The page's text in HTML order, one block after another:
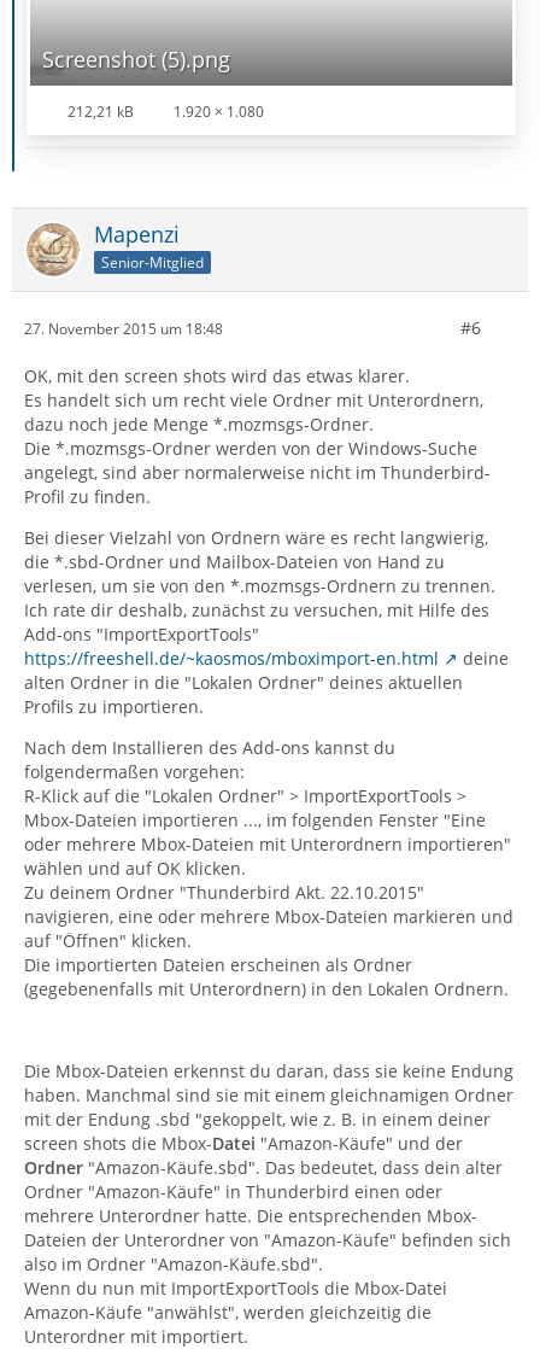
Screenshot (5).png
212,21 kB 1.920 × 1.080
Mapenzi
Senior-Mitglied
27. November 2015 um 18:48 #6
OK, mit den screen shots wird das etwas klarer.
Es handelt sich um recht viele Ordner mit Unterordnern,
dazu noch jede Menge *.mozmsgs-Ordner.
Die *.mozmsgs-Ordner werden von der Windows-Suche
angelegt, sind aber normalerweise nicht im Thunderbird-
Profil zu finden.
Bei dieser Vielzahl von Ordnern wäre es recht langwierig,
die *.sbd-Ordner und Mailbox-Dateien von Hand zu
verlesen, um sie von den *.mozmsgs-Ordnern zu trennen.
Ich rate dir deshalb, zunächst zu versuchen, mit Hilfe des
Add-ons "ImportExportTools"
https://freeshell.de/~kaosmos/mboximport-en.html
deine
alten Ordner in die "Lokalen Ordner" deines aktuellen
Profils zu importieren.
Nach dem Installieren des Add-ons kannst du
folgendermaßen vorgehen:
R-Klick auf die "Lokalen Ordner" > ImportExportTools >
Mbox-Dateien importieren ..., im folgenden Fenster "Eine
oder mehrere Mbox-Dateien mit Unterordnern importieren"
wählen und auf OK klicken.
Zu deinem Ordner "Thunderbird Akt. 22.10.2015"
navigieren, eine oder mehrere Mbox-Dateien markieren und
auf "Öffnen" klicken.
Die importierten Dateien erscheinen als Ordner
(gegebenenfalls mit Unterordnern) in den Lokalen Ordnern.
Die Mbox-Dateien erkennst du daran, dass sie keine Endung
haben. Manchmal sind sie mit einem gleichnamigen Ordner
mit der Endung .sbd "gekoppelt, wie z. B. in einem deiner
screen shots die Mbox-Datei "Amazon-Käufe" und der
Ordner "Amazon-Käufe.sbd". Das bedeutet, dass dein alter
Ordner "Amazon-Käufe" in Thunderbird einen oder
mehrere Unterordner hatte. Die entsprechenden Mbox-
Dateien der Unterordner von "Amazon-Käufe" befinden sich
also im Ordner "Amazon-Käufe.sbd".
Wenn du nun mit ImportExportTools die Mbox-Datei
Amazon-Käufe "anwählst", werden gleichzeitig die
Unterordner mit importiert.